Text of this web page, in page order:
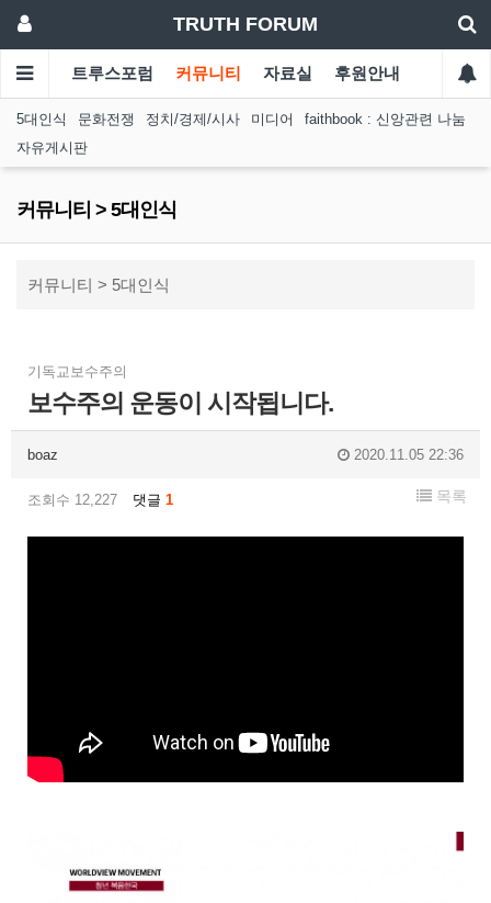
TRUTH FORUM
트루스포럼 커뮤니티 자료실 후원안내
5대인식 문화전쟁 정치/경제/시사 미디어
faithbook : 신앙관련 나눔
자유게시판
커뮤니티 > 5대인식
커뮤니티 > 5대인식
기독교보수주의
보수주의 운동이 시작됩니다.
boaz 2020.11.05 22:36
조회수 12,227 댓글 1 목록